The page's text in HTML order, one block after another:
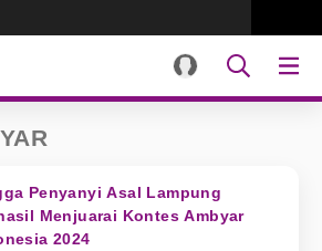
Penyanyi Asal Lampung
Menjuarai Kontes Ambyar
2024